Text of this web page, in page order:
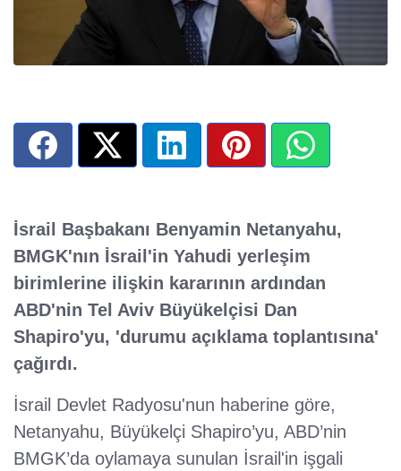
İsrail Başbakanı Benyamin Netanyahu,
BMGK'nın İsrail'in Yahudi yerleşim
birimlerine ilişkin kararının ardından
ABD'nin Tel Aviv Büyükelçisi Dan
Shapiro'yu, 'durumu açıklama toplantısına'
çağırdı.
İsrail Devlet Radyosu'nun haberine göre,
Netanyahu, Büyükelçi Shapiro’yu, ABD’nin
BMGK’da oylamaya sunulan İsrail'in işgali